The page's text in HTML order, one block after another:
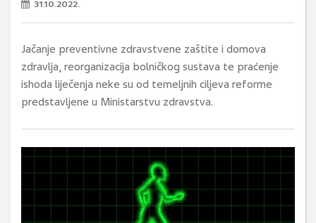
31.10.2022.
Jačanje preventivne zdravstvene zaštite i domova
zdravlja, reorganizacija bolničkog sustava te praćenje
ishoda liječenja neke su od temeljnih ciljeva reforme
predstavljene u Ministarstvu zdravstva.